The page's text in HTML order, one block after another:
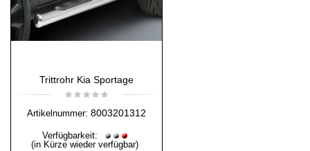
Trittrohr Kia Sportage
Artikelnummer: 8003201312
Verfügbarkeit:
(in Kürze wieder verfügbar)